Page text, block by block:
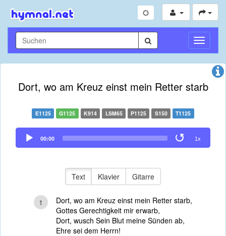
Dort, wo am Kreuz einst mein Retter starb
E1125 G1125 K914 LSM65 P1125 S150 T1125
Audio
Player
00:00 1x
Text Klavier Gitarre
1
Dort, wo am Kreuz einst mein Retter starb,
Gottes Gerechtigkeit mir erwarb,
Dort, wusch Sein Blut meine Sünden ab,
Ehre sei dem Herrn!